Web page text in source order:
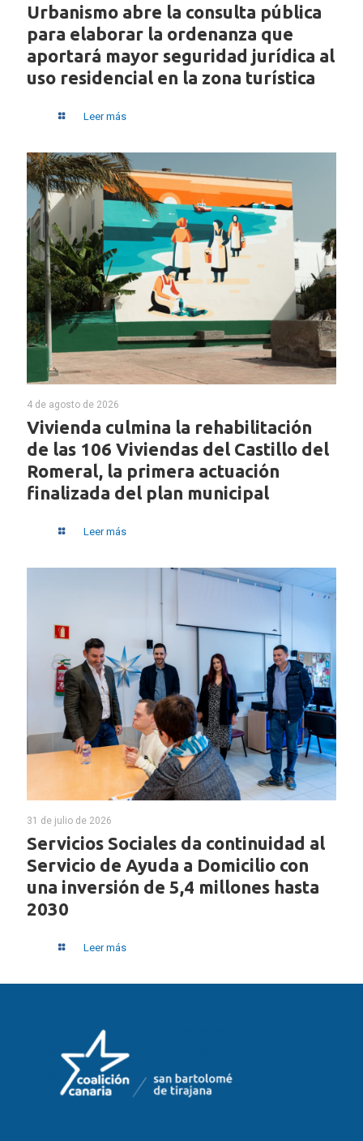
Urbanismo abre la consulta pública
para elaborar la ordenanza que
aportará mayor seguridad jurídica al
uso residencial en la zona turística
Leer más
4 de agosto de 2026
Vivienda culmina la rehabilitación
de las 106 Viviendas del Castillo del
Romeral, la primera actuación
finalizada del plan municipal
Leer más
31 de julio de 2026
Servicios Sociales da continuidad al
Servicio de Ayuda a Domicilio con
una inversión de 5,4 millones hasta
2030
Leer más